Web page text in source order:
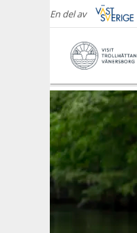
En del av